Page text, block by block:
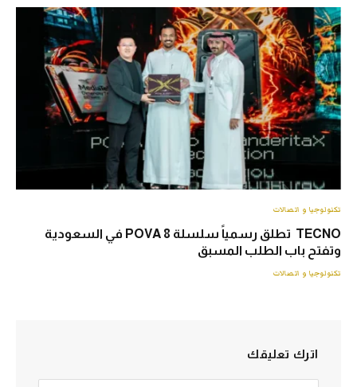
تكنولوجيا و اتصالات
TECNO تطلق رسمياً سلسلة POVA 8 في السعودية
وتفتح باب الطلب المسبق
تكنولوجيا و اتصالات
اترك تعليقك